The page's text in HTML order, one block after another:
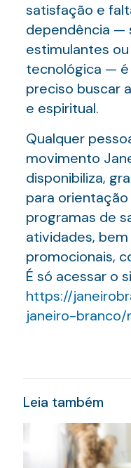
satisfação e
dependência —
estimulantes
tecnológica — é
preciso buscar
e espiritual.
Qualquer
movimento
disponibiliza,
para
programas de
atividades,
promocionais,
É só acessar o
https://
janeiro-
Leia também